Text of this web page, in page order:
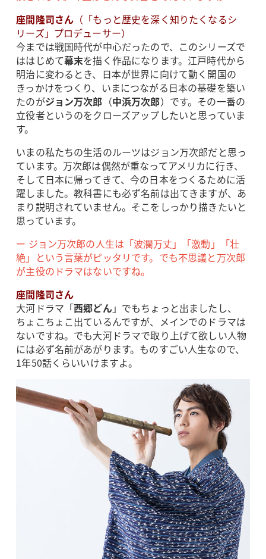
座間隆司さん （「もっと歴史を深く知りたくなるシ
リーズ」プロデューサー）
今までは戦国時代が中心だったので、このシリーズで
ははじめて幕末を描く作品になります。江戸時代から
明治に変わるとき、日本が世界に向けて動く開国の
きっかけをつくり、いまにつながる日本の基礎を築い
たのがジョン万次郎 （中浜万次郎）です。その一番の
立役者というのをクローズアップしたいと思っていま
す。
いまの私たちの生活のルーツはジョン万次郎だと思っ
ています。万次郎は偶然が重なってアメリカに行き、
そして日本に帰ってきて、今の日本をつくるために活
躍しました。教科書にも必ず名前は出てきますが、あ
まり説明されていません。そこをしっかり描きたいと
思っています。
ー ジョン万次郎の人生は「波瀾万丈」「激動」「壮
絶」という言葉がピッタリです。でも不思議と万次郎
が主役のドラマはないですね。
座間隆司さん
大河ドラマ「西郷どん」でもちょっと出ましたし、
ちょこちょこ出ているんですが、メインでのドラマは
ないですね。でも大河ドラマで取り上げて欲しい人物
には必ず名前があがります。ものすごい人生なので、
1年50話くらいいけますよ。